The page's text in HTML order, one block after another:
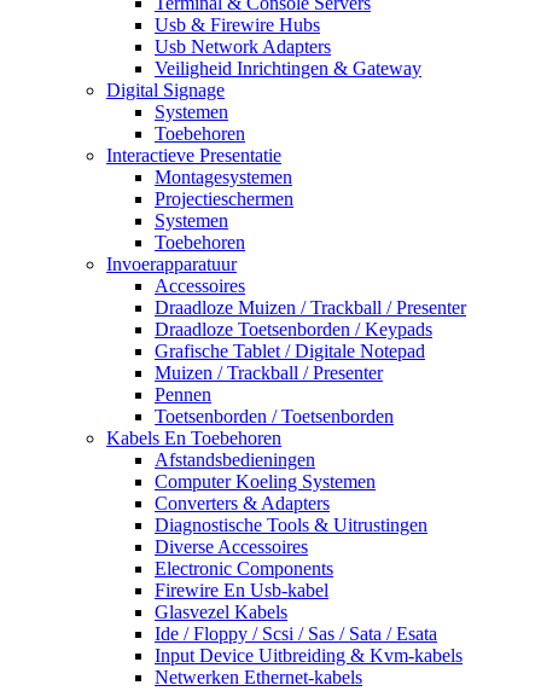
Usb & Firewire Hubs
Usb Network Adapters
Veiligheid Inrichtingen & Gateway
Digital Signage
Systemen
Toebehoren
Interactieve Presentatie
Montagesystemen
Projectieschermen
Systemen
Toebehoren
Invoerapparatuur
Accessoires
Draadloze Muizen / Trackball / Presenter
Draadloze Toetsenborden / Keypads
Grafische Tablet / Digitale Notepad
Muizen / Trackball / Presenter
Pennen
Toetsenborden / Toetsenborden
Kabels En Toebehoren
Afstandsbedieningen
Computer Koeling Systemen
Converters & Adapters
Diagnostische Tools & Uitrustingen
Diverse Accessoires
Electronic Components
Firewire En Usb-kabel
Glasvezel Kabels
Ide / Floppy / Scsi / Sas / Sata / Esata
Input Device Uitbreiding & Kvm-kabels
Netwerken Ethernet-kabels